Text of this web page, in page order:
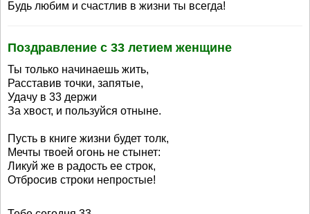
Будь любим и счастлив в жизни ты всегда!
Поздравление с 33 летием женщине
Ты только начинаешь жить,
Расставив точки, запятые,
Удачу в 33 держи
За хвост, и пользуйся отныне.
Пусть в книге жизни будет толк,
Мечты твоей огонь не стынет:
Ликуй же в радость ее строк,
Отбросив строки непростые!